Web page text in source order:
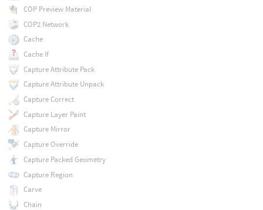
COP Preview Material
COP2 Network
Cache
Cache If
Capture Attribute Pack
Capture Attribute Unpack
Capture Correct
Capture Layer Paint
Capture Mirror
Capture Override
Capture Packed Geometry
Capture Region
Carve
Chain